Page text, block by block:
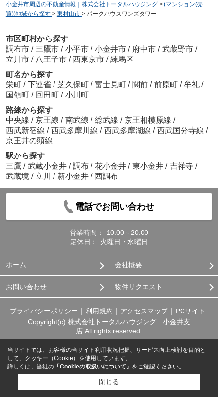
小金井市周辺の不動産情報｜株式会社トータルハウジング > (マンション(売
買))地域から探す > 東村山市 > パークハウスワンズタワー
市区町村から探す
調布市 / 三鷹市 / 小平市 / 小金井市 / 府中市 / 武蔵野市 /
立川市 / 八王子市 / 西東京市 / 練馬区
町名から探す
栄町 / 下連雀 / 芝久保町 / 富士見町 / 関前 / 前原町 / 牟礼 /
国領町 / 回田町 / 小川町
路線から探す
中央線 / 京王線 / 南武線 / 総武線 / 京王相模原線 /
西武新宿線 / 西武多摩川線 / 西武多摩湖線 / 西武国分寺線 /
京王井の頭線
駅から探す
三鷹 / 武蔵小金井 / 調布 / 花小金井 / 東小金井 / 吉祥寺 /
武蔵境 / 立川 / 新小金井 / 西調布
電話でお問い合わせ
営業時間：
10:00～20:00
定休日：
火曜日・水曜日
ホーム 会社概要
お問い合わせ 物件リクエスト
プライバシーポリシー 利用規約 アクセスマップ
PCサイト
Copyright(c) 株式会社トータルハウジング 小金井支
店 All rights reserved.
当サイトでは、お客様の当サイト利用状況把握、サービス向上検討を目的と
して、クッキー（Cookie）を使用しています。
詳しくは、当社の 「Cookieの取扱いについて」 をご確認ください。
閉じる